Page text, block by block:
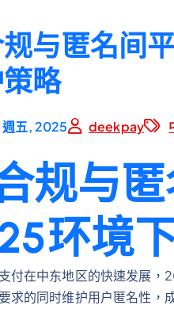
与匿名间
略
週五, 2025 deekpay
规与
环境
付在中东地区的快速发展
求的同时维护用户匿名性，